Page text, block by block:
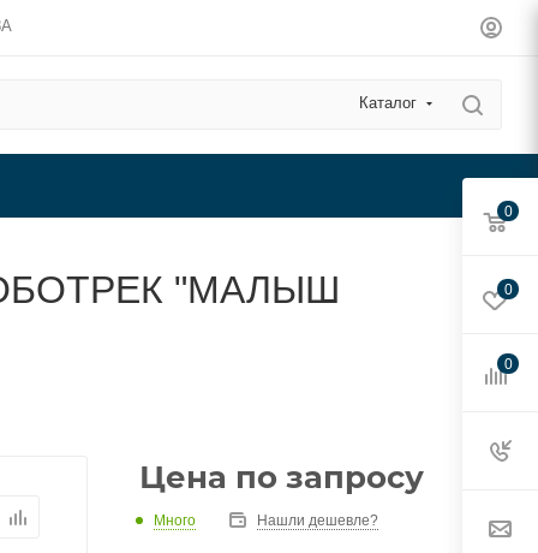
Каталог
"МАЛЫШ
Цена по запросу
Много Нашли дешевле?
0
0
0